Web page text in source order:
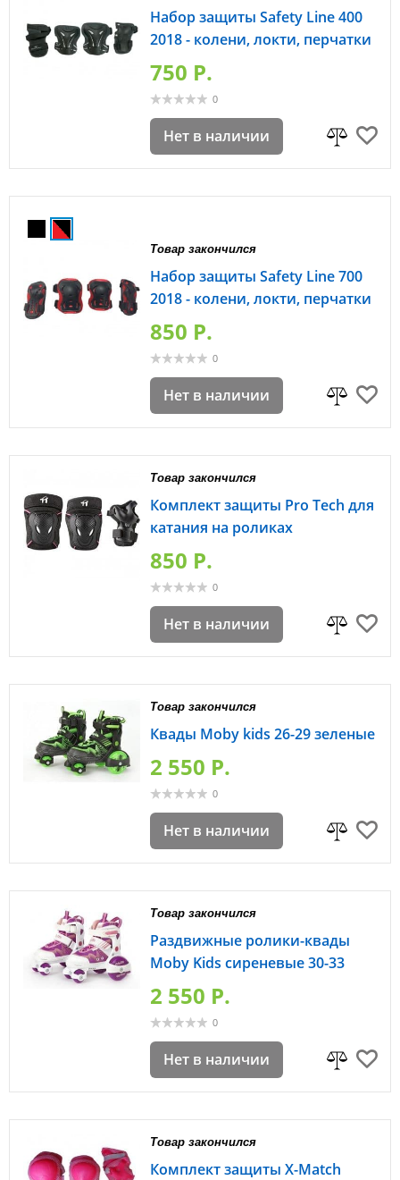
Набор защиты Safety Line 400
2018 - колени, локти, перчатки
750 P.
0
Нет в наличии
Товар закончился
Набор защиты Safety Line 700
2018 - колени, локти, перчатки
850 P.
0
Нет в наличии
Товар закончился
Комплект защиты Pro Tech для
катания на роликах
850 P.
0
Нет в наличии
Товар закончился
Квады Moby kids 26-29 зеленые
2 550 P.
0
Нет в наличии
Товар закончился
Раздвижные ролики-квады
Moby Kids сиреневые 30-33
2 550 P.
0
Нет в наличии
Товар закончился
Комплект защиты X-Match